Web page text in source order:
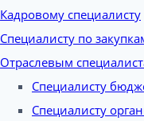
Кадровому специалисту
Специалисту по
Отраслевым
Специалисту
Специалисту